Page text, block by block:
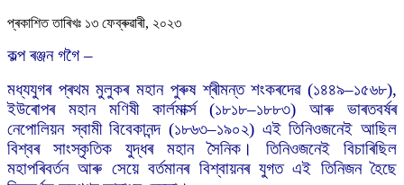
প্ৰকাশিত তাৰিখঃ ১৩ ফেব্ৰুৱাৰী, ২০২৩
কল্প ৰঞ্জন গগৈ –
মধ্যযুগৰ প্ৰথম মুলুকৰ মহান পুৰুষ শ্ৰীমন্ত শংকৰদেৱ (১৪৪৯–১৫৬৮),
ইউৰোপৰ মহান মণিষী কাৰ্লমাৰ্ক্স (১৮১৮–১৮৮৩) আৰু ভাৰতবৰ্ষৰ
নেপোলিয়ন স্বামী বিবেকানন্দ (১৮৬৩–১৯০২) এই তিনিওজনেই আছিল
বিশ্বৰ সাংস্কৃতিক যুদ্ধৰ মহান সৈনিক। তিনিওজনেই বিচাৰিছিল
মহাপৰিবৰ্তন আৰু সেয়ে বৰ্তমানৰ বিশ্বায়নৰ যুগত এই তিনিজন হৈছে